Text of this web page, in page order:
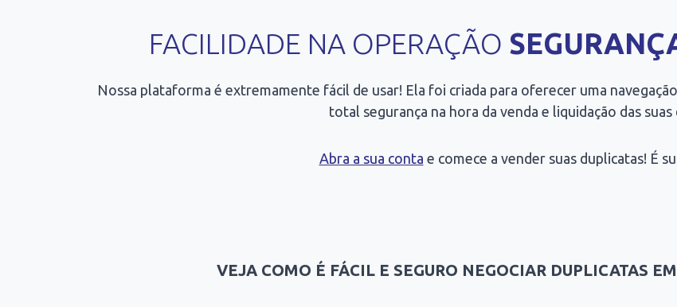
FACILIDADE NA OPERAÇÃO
Nossa plataforma é extremamente fácil de usar! Ela foi criada para oferecer uma
total segurança na hora da venda e liquidação das suas
Abra a sua conta e comece a vender suas duplicatas! É
VEJA COMO É FÁCIL E SEGURO NEGOCIAR DUPLICATAS